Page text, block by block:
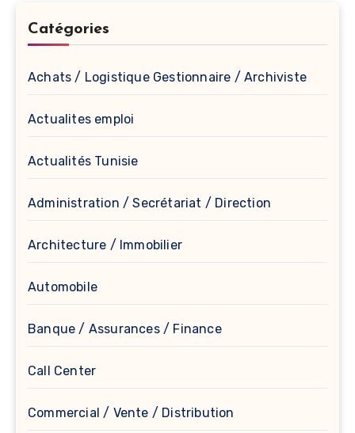
Catégories
Achats / Logistique Gestionnaire / Archiviste
Actualites emploi
Actualités Tunisie
Administration / Secrétariat / Direction
Architecture / Immobilier
Automobile
Banque / Assurances / Finance
Call Center
Commercial / Vente / Distribution